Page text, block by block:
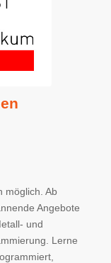
möglich. Ab
Angebote
und
Lerne